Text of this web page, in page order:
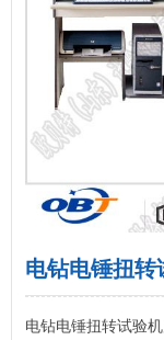
电钻电锤扭转
电钻电锤扭转试验